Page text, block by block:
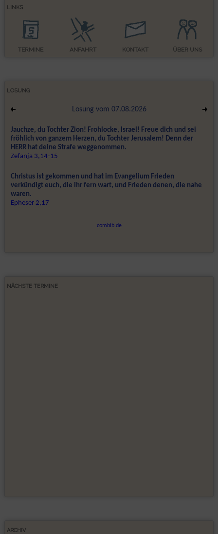
LINKS
TERMINE ANFAHRT KONTAKT ÜBER UNS
LOSUNG
NÄCHSTE TERMINE
ARCHIV